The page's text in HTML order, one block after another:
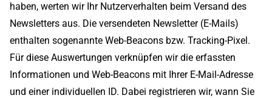
haben, werten wir Ihr Nutzerverhalten beim Versand des
Newsletters aus. Die versendeten Newsletter (E-Mails)
enthalten sogenannte Web-Beacons bzw. Tracking-Pixel.
Für diese Auswertungen verknüpfen wir die erfassten
Informationen und Web-Beacons mit Ihrer E-Mail-Adresse
und einer individuellen ID. Dabei registrieren wir, wann Sie